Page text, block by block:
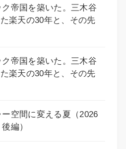
帝国を築いた。三木谷
楽天の30年と、その先
帝国を築いた。三木谷
楽天の30年と、その先
空間に変える夏（2026
編）